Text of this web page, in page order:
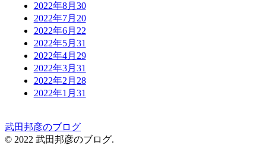
2022年8月 30
2022年7月 20
2022年6月 22
2022年5月 31
2022年4月 29
2022年3月 31
2022年2月 28
2022年1月 31
武田邦彦のブログ
© 2022 武田邦彦のブログ.